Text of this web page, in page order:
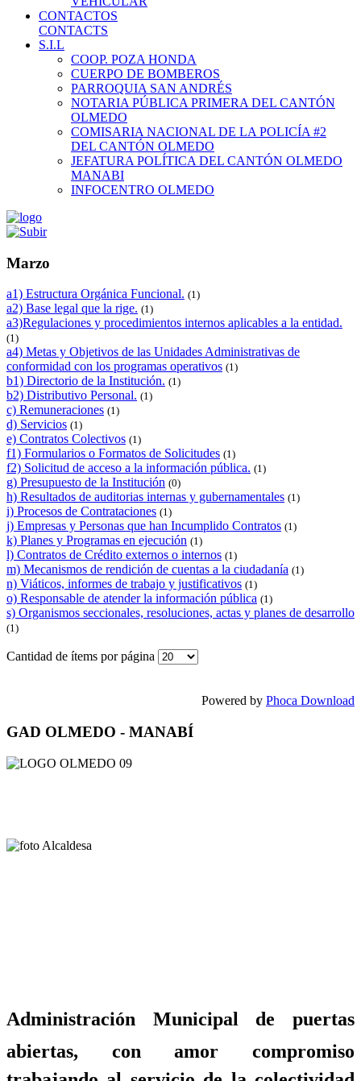
CONTACTOS
CONTACTS
S.I.L
COOP. POZA HONDA
CUERPO DE BOMBEROS
PARROQUIA SAN ANDRÉS
NOTARIA PÚBLICA PRIMERA DEL CANTÓN
OLMEDO
COMISARIA NACIONAL DE LA POLICÍA #2
DEL CANTÓN OLMEDO
JEFATURA POLÍTICA DEL CANTÓN OLMEDO
MANABI
INFOCENTRO OLMEDO
Marzo
a1) Estructura Orgánica Funcional. (1)
a2) Base legal que la rige. (1)
a3)Regulaciones y procedimientos internos aplicables a la entidad.
(1)
a4) Metas y Objetivos de las Unidades Administrativas de
conformidad con los programas operativos (1)
b1) Directorio de la Institución. (1)
b2) Distributivo Personal. (1)
c) Remuneraciones (1)
d) Servicios (1)
e) Contratos Colectivos (1)
f1) Formularios o Formatos de Solicitudes (1)
f2) Solicitud de acceso a la información pública. (1)
g) Presupuesto de la Institución (0)
h) Resultados de auditorias internas y gubernamentales (1)
i) Procesos de Contrataciones (1)
j) Empresas y Personas que han Incumplido Contratos (1)
k) Planes y Programas en ejecución (1)
l) Contratos de Crédito externos o internos (1)
m) Mecanismos de rendición de cuentas a la ciudadanía (1)
n) Viáticos, informes de trabajo y justificativos (1)
o) Responsable de atender la información pública (1)
s) Organismos seccionales, resoluciones, actas y planes de desarrollo
(1)
Cantidad de ítems por página
Powered by Phoca Download
GAD OLMEDO - MANABÍ
Administración Municipal de puertas
abiertas, con amor compromiso